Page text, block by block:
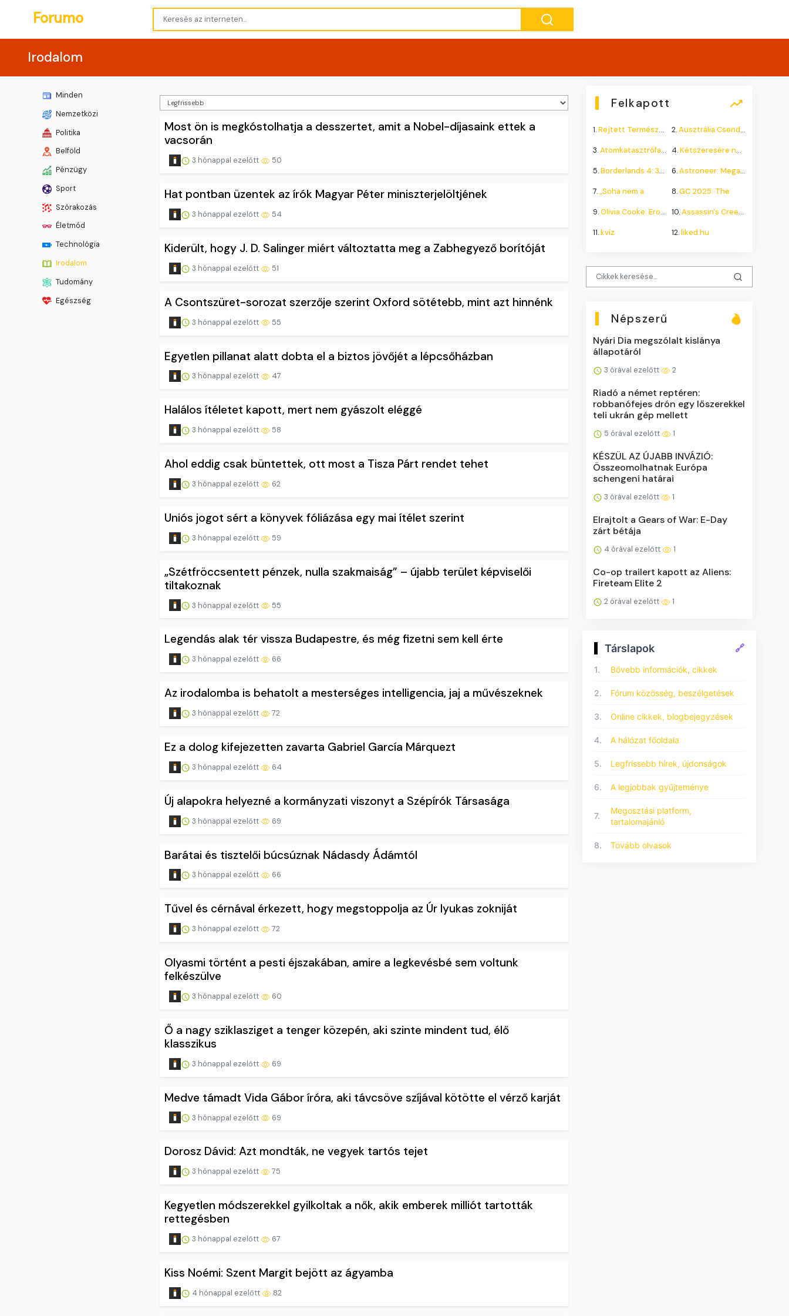
Forumo
Irodalom
Minden
Nemzetközi
Politika
Belföld
Pénzügy
Sport
Szórakozás
Életmód
Technológia
Irodalom
Tudomány
Egészség
Most ön is megkóstolhatja a desszertet, amit a Nobel-díjasaink ettek a
vacsorán
3 hónappal ezelőtt 50
Hat pontban üzentek az írók Magyar Péter miniszterjelöltjének
3 hónappal ezelőtt 54
Kiderült, hogy J. D. Salinger miért változtatta meg a Zabhegyező borítóját
3 hónappal ezelőtt 51
A Csontszüret-sorozat szerzője szerint Oxford sötétebb, mint azt hinnénk
3 hónappal ezelőtt 55
Egyetlen pillanat alatt dobta el a biztos jövőjét a lépcsőházban
3 hónappal ezelőtt 47
Halálos ítéletet kapott, mert nem gyászolt eléggé
3 hónappal ezelőtt 58
Ahol eddig csak büntettek, ott most a Tisza Párt rendet tehet
3 hónappal ezelőtt 62
Uniós jogot sért a könyvek fóliázása egy mai ítélet szerint
3 hónappal ezelőtt 59
„Szétfröccsentett pénzek, nulla szakmaiság” – újabb terület képviselői
tiltakoznak
3 hónappal ezelőtt 55
Legendás alak tér vissza Budapestre, és még fizetni sem kell érte
3 hónappal ezelőtt 66
Az irodalomba is behatolt a mesterséges intelligencia, jaj a művészeknek
3 hónappal ezelőtt 72
Ez a dolog kifejezetten zavarta Gabriel García Márquezt
3 hónappal ezelőtt 64
Új alapokra helyezné a kormányzati viszonyt a Szépírók Társasága
3 hónappal ezelőtt 69
Barátai és tisztelői búcsúznak Nádasdy Ádámtól
3 hónappal ezelőtt 66
Tűvel és cérnával érkezett, hogy megstoppolja az Úr lyukas zokniját
3 hónappal ezelőtt 72
Olyasmi történt a pesti éjszakában, amire a legkevésbé sem voltunk
felkészülve
3 hónappal ezelőtt 60
Ő a nagy sziklasziget a tenger közepén, aki szinte mindent tud, élő
klasszikus
3 hónappal ezelőtt 69
Medve támadt Vida Gábor íróra, aki távcsöve szíjával kötötte el vérző karját
3 hónappal ezelőtt 69
Dorosz Dávid: Azt mondták, ne vegyek tartós tejet
3 hónappal ezelőtt 75
Kegyetlen módszerekkel gyilkoltak a nők, akik emberek milliót tartották
rettegésben
3 hónappal ezelőtt 67
Kiss Noémi: Szent Margit bejött az ágyamba
4 hónappal ezelőtt 82
Felkapott
1.Rejtett Természeti Csoda 2.Ausztrália Csendes Összeomlása
3.Atomkatasztrófa 1985: A 4.Kétszeresére nőhet a
5.Borderlands 4: 300.000+ 6.Astroneer: Megatech DLC
7.„Soha nem a 8.GC 2025: The
9.Olivia Cooke: Erotikus 10.Assassin's Creed Shadows
11.kvíz 12.liked.hu
Népszerű
Nyári Dia megszólalt kislánya
állapotáról
3 órával ezelőtt 2
Riadó a német reptéren:
robbanófejes drón egy lőszerekkel
teli ukrán gép mellett
5 órával ezelőtt 1
KÉSZÜL AZ ÚJABB INVÁZIÓ:
Összeomolhatnak Európa
schengeni határai
3 órával ezelőtt 1
Elrajtolt a Gears of War: E-Day
zárt bétája
4 órával ezelőtt 1
Co-op trailert kapott az Aliens:
Fireteam Elite 2
2 órával ezelőtt 1
Társlapok 🔗
1. Bővebb információk, cikkek
2. Fórum közösség, beszélgetések
3. Online cikkek, blogbejegyzések
4. A hálózat főoldala
5. Legfrissebb hírek, újdonságok
6. A legjobbak gyűjteménye
7.
Megosztási platform,
tartalomajánló
8. Tovább olvasok